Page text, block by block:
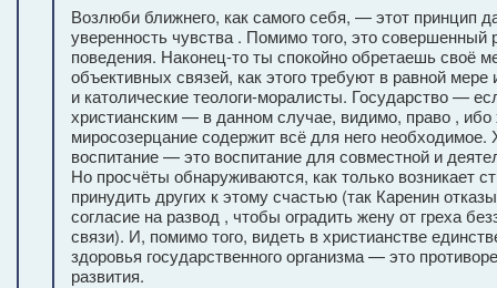
Возлюби ближнего, как самого себя, — этот принцип
уверенность чувства . Помимо того, это совершенный
поведения. Наконец-то ты спокойно обретаешь своё
объективных связей, как этого требуют в равной мере
и католические теологи-моралисты. Государство —
христианским — в данном случае, видимо, право , ибо
миросозерцание содержит всё для него необходимое.
воспитание — это воспитание для совместной и
Но просчёты обнаруживаются, как только возникает
принудить других к этому счастью (так Каренин
согласие на развод , чтобы оградить жену от греха
связи). И, помимо того, видеть в христианстве
здоровья государственного организма — это
развития.